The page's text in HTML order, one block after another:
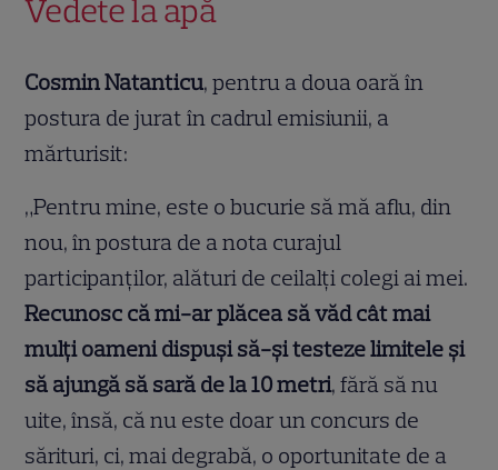
Vedete la apă
Cosmin Natanticu, pentru a doua oară în
postura de jurat în cadrul emisiunii, a
mărturisit:
„Pentru mine, este o bucurie să mă aflu, din
nou, în postura de a nota curajul
participanților, alături de ceilalți colegi ai mei.
Recunosc că mi-ar plăcea să văd cât mai
mulți oameni dispuși să-și testeze limitele și
să ajungă să sară de la 10 metri, fără să nu
uite, însă, că nu este doar un concurs de
sărituri, ci, mai degrabă, o oportunitate de a